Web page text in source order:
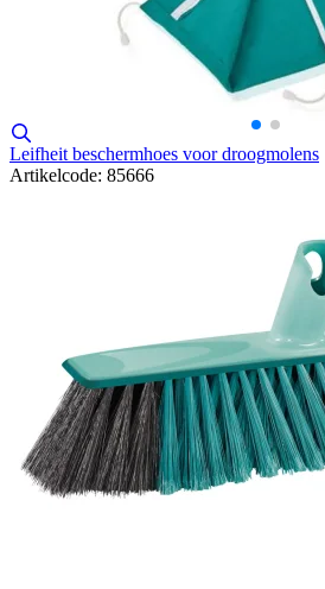
Leifheit beschermhoes voor droogmolens
Artikelcode: 85666